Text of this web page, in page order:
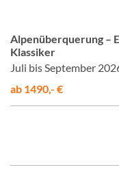
Alpenüberquerung –
Klassiker
Juli bis September
ab 1490,- €